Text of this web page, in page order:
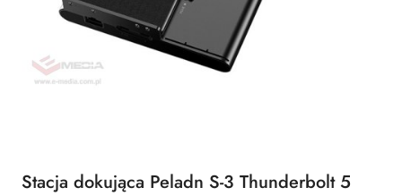
Stacja dokująca Peladn S-3 Thunderbolt 5